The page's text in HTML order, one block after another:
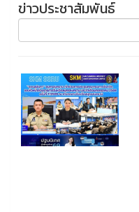
ข่าวประชาสัมพันธ์